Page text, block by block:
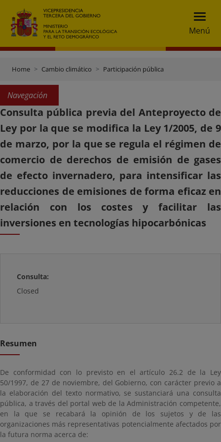
Menú
Home Cambio climático Participación pública
Navegación
Consulta pública previa del Anteproyecto de
Ley por la que se modifica la Ley 1/2005, de 9
de marzo, por la que se regula el régimen de
comercio de derechos de emisión de gases
de efecto invernadero, para intensificar las
reducciones de emisiones de forma eficaz en
relación con los costes y facilitar las
inversiones en tecnologías hipocarbónicas
Consulta:
Closed
Resumen
De conformidad con lo previsto en el artículo 26.2 de la Ley
50/1997, de 27 de noviembre, del Gobierno, con carácter previo a
la elaboración del texto normativo, se sustanciará una consulta
pública, a través del portal web de la Administración competente,
en la que se recabará la opinión de los sujetos y de las
organizaciones más representativas potencialmente afectados por
la futura norma acerca de: